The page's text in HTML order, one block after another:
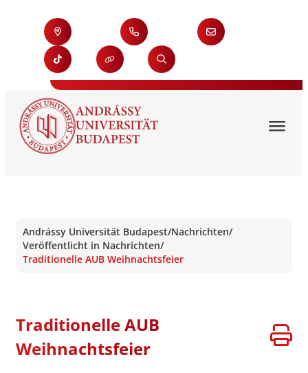
Andrássy Universität Budapest/Nachrichten/
Veröffentlicht in Nachrichten/
Traditionelle AUB Weihnachtsfeier
Traditionelle AUB
Weihnachtsfeier